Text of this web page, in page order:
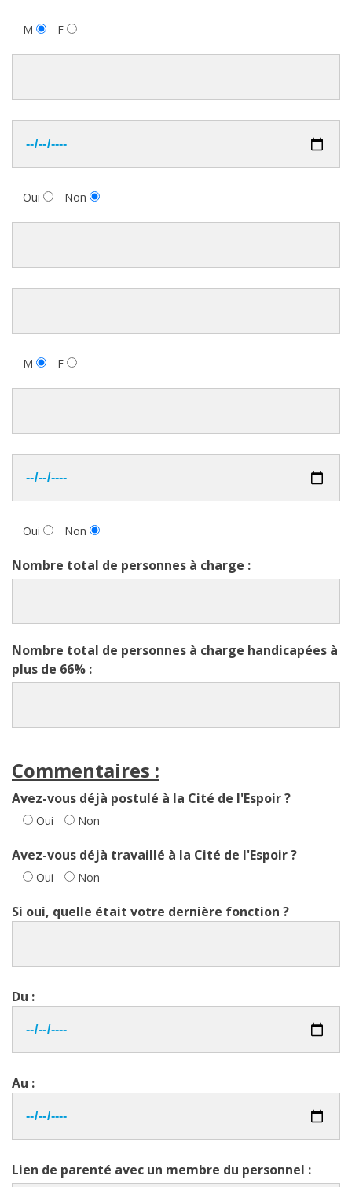
M F
Oui Non
M F
Oui Non
Nombre total de personnes à charge :
Nombre total de personnes à charge handicapées à
plus de 66% :
Commentaires :
Avez-vous déjà postulé à la Cité de l'Espoir ?
Oui Non
Avez-vous déjà travaillé à la Cité de l'Espoir ?
Oui Non
Si oui, quelle était votre dernière fonction ?
Du :
Au :
Lien de parenté avec un membre du personnel :